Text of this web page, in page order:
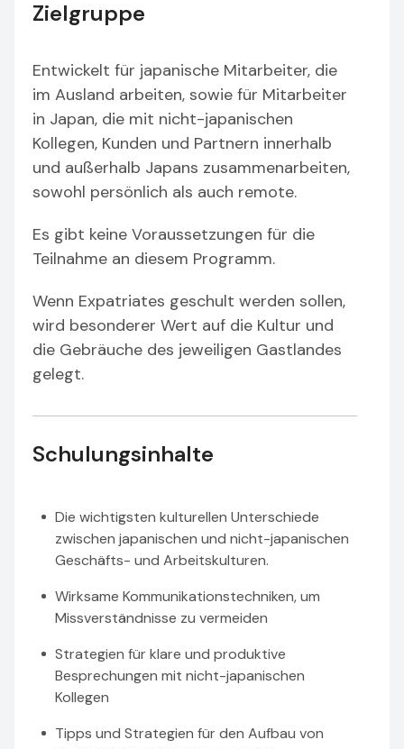
Zielgruppe
Entwickelt für japanische Mitarbeiter, die
im Ausland arbeiten, sowie für Mitarbeiter
in Japan, die mit nicht-japanischen
Kollegen, Kunden und Partnern innerhalb
und außerhalb Japans zusammenarbeiten,
sowohl persönlich als auch remote.
Es gibt keine Voraussetzungen für die
Teilnahme an diesem Programm.
Wenn Expatriates geschult werden sollen,
wird besonderer Wert auf die Kultur und
die Gebräuche des jeweiligen Gastlandes
gelegt.
Schulungsinhalte
Die wichtigsten kulturellen Unterschiede
zwischen japanischen und nicht-japanischen
Geschäfts- und Arbeitskulturen.
Wirksame Kommunikationstechniken, um
Missverständnisse zu vermeiden
Strategien für klare und produktive
Besprechungen mit nicht-japanischen
Kollegen
Tipps und Strategien für den Aufbau von